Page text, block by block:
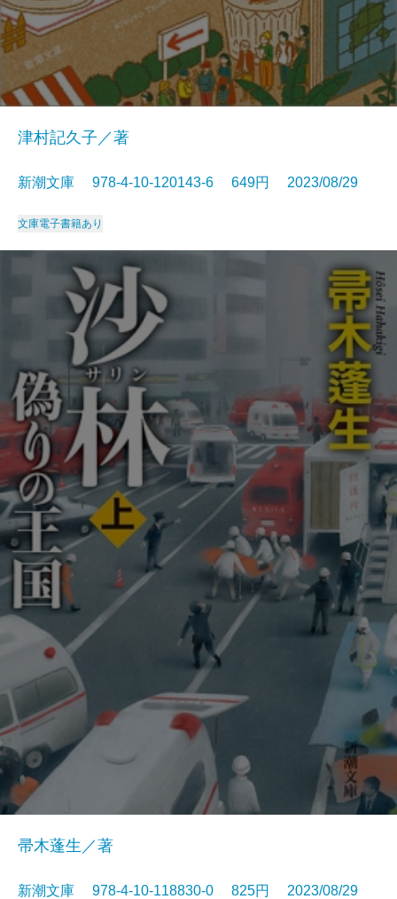
津村記久子／著
新潮文庫 978-4-10-120143-6 649円 2023/08/29
文庫電子書籍あり
帚木蓬生／著
新潮文庫 978-4-10-118830-0 825円 2023/08/29